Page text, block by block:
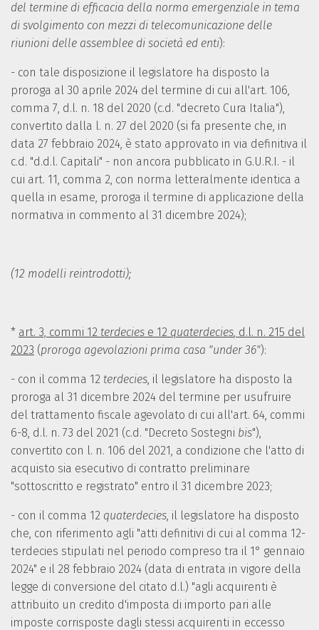
del termine di efficacia della norma emergenziale in tema
di svolgimento con mezzi di telecomunicazione delle
riunioni delle assemblee di società ed enti):
- con tale disposizione il legislatore ha disposto la
proroga al 30 aprile 2024 del termine di cui all'art. 106,
comma 7, d.l. n. 18 del 2020 (c.d. "decreto Cura Italia"),
convertito dalla l. n. 27 del 2020 (si fa presente che, in
data 27 febbraio 2024, è stato approvato in via definitiva il
c.d. "d.d.l. Capitali" - non ancora pubblicato in G.U.R.I. - il
cui art. 11, comma 2, con norma letteralmente identica a
quella in esame, proroga il termine di applicazione della
normativa in commento al 31 dicembre 2024);
(12 modelli reintrodotti);
* art. 3, commi 12 terdecies e 12 quaterdecies, d.l. n. 215 del
2023 (proroga agevolazioni prima casa "under 36"):
- con il comma 12 terdecies, il legislatore ha disposto la
proroga al 31 dicembre 2024 del termine per usufruire
del trattamento fiscale agevolato di cui all'art. 64, commi
6-8, d.l. n. 73 del 2021 (c.d. "Decreto Sostegni bis"),
convertito con l. n. 106 del 2021, a condizione che l'atto di
acquisto sia esecutivo di contratto preliminare
"sottoscritto e registrato" entro il 31 dicembre 2023;
- con il comma 12 quaterdecies, il legislatore ha disposto
che, con riferimento agli "atti definitivi di cui al comma 12-
terdecies stipulati nel periodo compreso tra il 1° gennaio
2024" e il 28 febbraio 2024 (data di entrata in vigore della
legge di conversione del citato d.l.) "agli acquirenti è
attribuito un credito d'imposta di importo pari alle
imposte corrisposte dagli stessi acquirenti in eccesso